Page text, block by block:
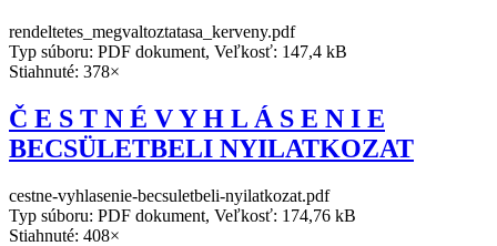
rendeltetes_megvaltoztatasa_kerveny.pdf
Typ súboru: PDF dokument, Veľkosť: 147,4 kB
Stiahnuté: 378×
Č E S T N É V Y H L Á S E N I E
BECSÜLETBELI NYILATKOZAT
cestne-vyhlasenie-becsuletbeli-nyilatkozat.pdf
Typ súboru: PDF dokument, Veľkosť: 174,76 kB
Stiahnuté: 408×